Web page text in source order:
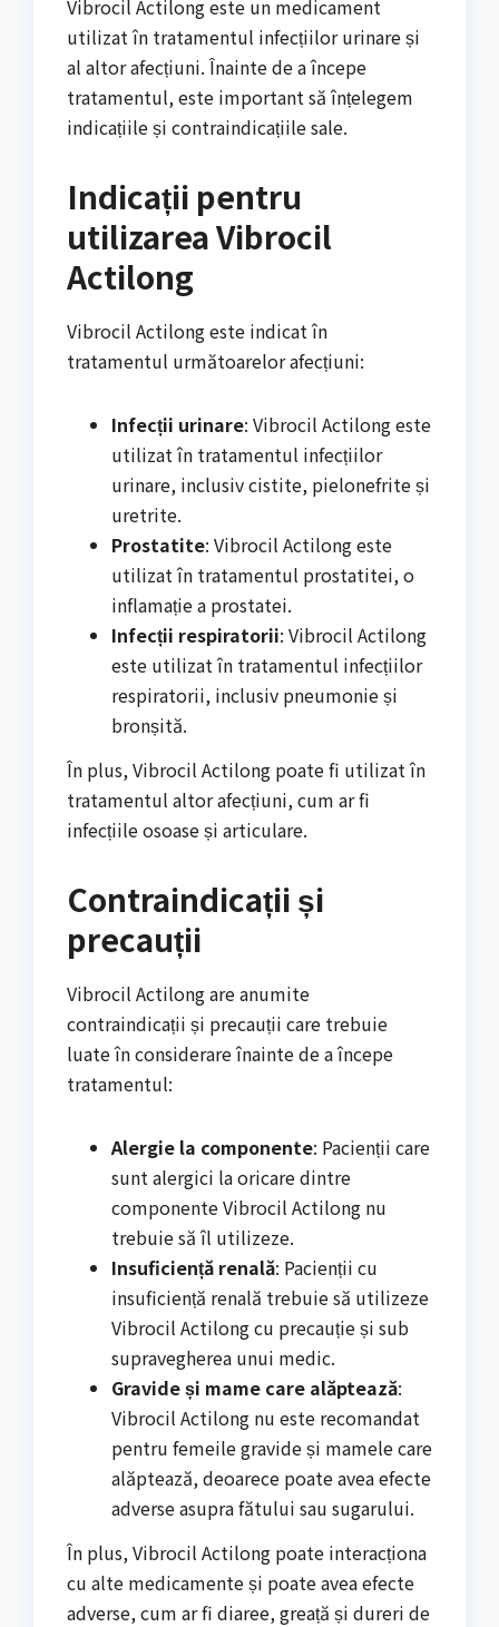
Vibrocil Actilong este un medicament
utilizat în tratamentul infecțiilor urinare și
al altor afecțiuni. Înainte de a începe
tratamentul, este important să înțelegem
indicațiile și contraindicațiile sale.
Indicații pentru
utilizarea Vibrocil
Actilong
Vibrocil Actilong este indicat în
tratamentul următoarelor afecțiuni:
Infecții urinare: Vibrocil Actilong este
utilizat în tratamentul infecțiilor
urinare, inclusiv cistite, pielonefrite și
uretrite.
Prostatite: Vibrocil Actilong este
utilizat în tratamentul prostatitei, o
inflamație a prostatei.
Infecții respiratorii: Vibrocil Actilong
este utilizat în tratamentul infecțiilor
respiratorii, inclusiv pneumonie și
bronșită.
În plus, Vibrocil Actilong poate fi utilizat în
tratamentul altor afecțiuni, cum ar fi
infecțiile osoase și articulare.
Contraindicații și
precauții
Vibrocil Actilong are anumite
contraindicații și precauții care trebuie
luate în considerare înainte de a începe
tratamentul:
Alergie la componente: Pacienții care
sunt alergici la oricare dintre
componente Vibrocil Actilong nu
trebuie să îl utilizeze.
Insuficiență renală: Pacienții cu
insuficiență renală trebuie să utilizeze
Vibrocil Actilong cu precauție și sub
supravegherea unui medic.
Gravide și mame care alăptează:
Vibrocil Actilong nu este recomandat
pentru femeile gravide și mamele care
alăptează, deoarece poate avea efecte
adverse asupra fătului sau sugarului.
În plus, Vibrocil Actilong poate interacționa
cu alte medicamente și poate avea efecte
adverse, cum ar fi diaree, greață și dureri de